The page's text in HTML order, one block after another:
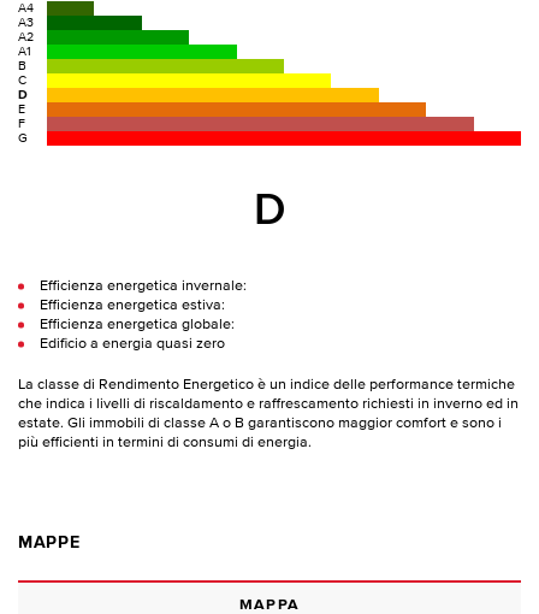
A4
A3
A2
A1
B
C
D
E
F
G
D
Efficienza energetica invernale:
Efficienza energetica estiva:
Efficienza energetica globale:
Edificio a energia quasi zero
La classe di Rendimento Energetico è un indice delle performance termiche
che indica i livelli di riscaldamento e raffrescamento richiesti in inverno ed in
estate. Gli immobili di classe A o B garantiscono maggior comfort e sono i
più efficienti in termini di consumi di energia.
MAPPE
MAPPA